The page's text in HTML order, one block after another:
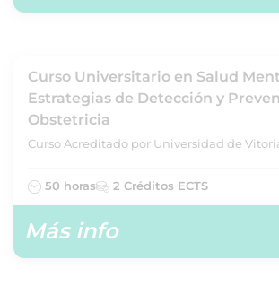
Curso Universitario en Salud
Estrategias de Detección y
Obstetricia
Curso Acreditado por Universidad de
50 horas 2 Créditos ECTS
Más info